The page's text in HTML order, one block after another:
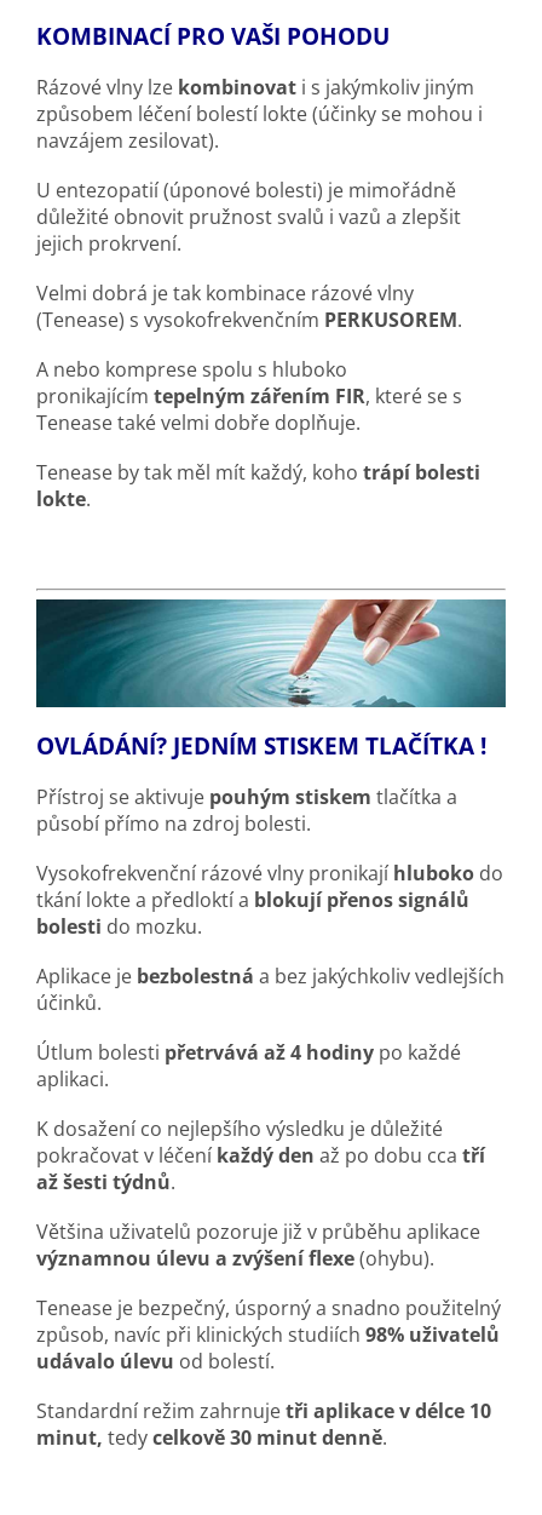
KOMBINACÍ PRO VAŠI POHODU
Rázové vlny lze kombinovat i s jakýmkoliv jiným
způsobem léčení bolestí lokte (účinky se mohou i
navzájem zesilovat).
U entezopatií (úponové bolesti) je mimořádně
důležité obnovit pružnost svalů i vazů a zlepšit
jejich prokrvení.
Velmi dobrá je tak kombinace rázové vlny
(Tenease) s vysokofrekvenčním PERKUSOREM.
A nebo komprese spolu s hluboko
pronikajícím tepelným zářením FIR, které se s
Tenease také velmi dobře doplňuje.
Tenease by tak měl mít každý, koho trápí bolesti
lokte.
OVLÁDÁNÍ? JEDNÍM STISKEM TLAČÍTKA !
Přístroj se aktivuje pouhým stiskem tlačítka a
působí přímo na zdroj bolesti.
Vysokofrekvenční rázové vlny pronikají hluboko do
tkání lokte a předloktí a blokují přenos signálů
bolesti do mozku.
Aplikace je bezbolestná a bez jakýchkoliv vedlejších
účinků.
Útlum bolesti přetrvává až 4 hodiny po každé
aplikaci.
K dosažení co nejlepšího výsledku je důležité
pokračovat v léčení každý den až po dobu cca tří
až šesti týdnů.
Většina uživatelů pozoruje již v průběhu aplikace
významnou úlevu a zvýšení flexe(ohybu).
Tenease je bezpečný, úsporný a snadno použitelný
způsob, navíc při klinických studiích 98% uživatelů
udávalo úlevu od bolestí.
Standardní režim zahrnujetři aplikace v délce 10
minut, tedycelkově 30 minut denně.